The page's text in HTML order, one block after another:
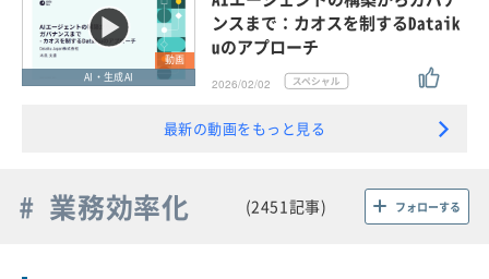
動画
AI・生成AI
ンスまで：カオスを制するDataik
uのアプローチ
2026/02/02
最新の動画をもっと見る
# 業務効率化 (2451記事) フォローする